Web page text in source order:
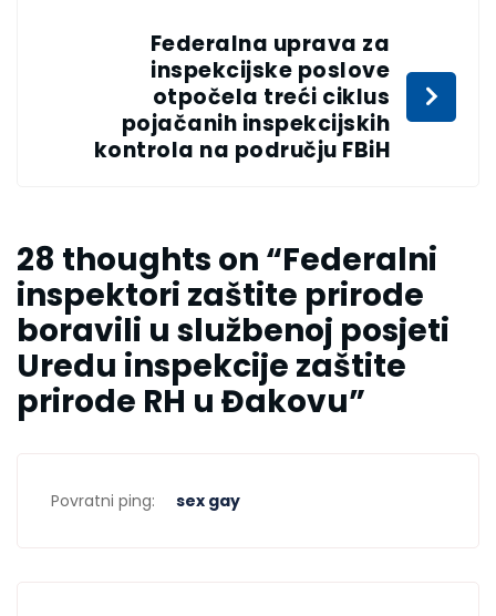
Federalna uprava za
inspekcijske poslove
otpočela treći ciklus
pojačanih inspekcijskih
kontrola na području FBiH
28 thoughts on “Federalni
inspektori zaštite prirode
boravili u službenoj posjeti
Uredu inspekcije zaštite
prirode RH u Đakovu”
Povratni ping: sex gay